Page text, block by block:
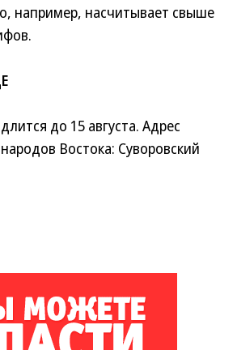
например, насчитывает свыше
до 15 августа. Адрес
Востока: Суворовский